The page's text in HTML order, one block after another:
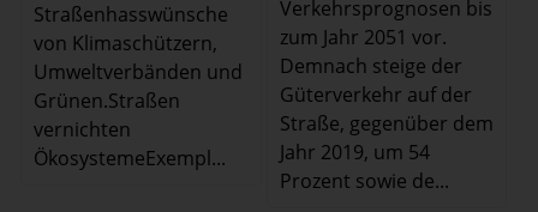
Straßenhasswünsche
von Klimaschützern,
Umweltverbänden und
Grünen.Straßen
vernichten
ÖkosystemeExempl...
Verkehrsprognosen bis
zum Jahr 2051 vor.
Demnach steige der
Güterverkehr auf der
Straße, gegenüber dem
Jahr 2019, um 54
Prozent sowie de...